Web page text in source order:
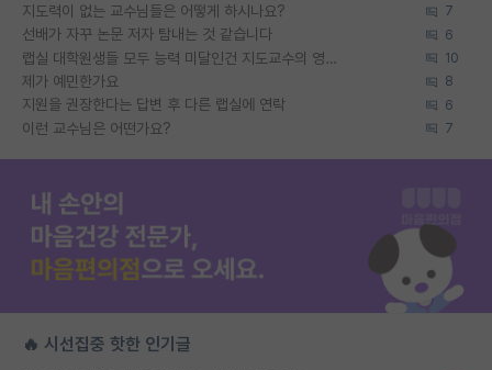
지도력이 없는 교수님들은 어떻게 하시나요? 7
선배가 자꾸 논문 저자 탐내는 것 같습니다 6
랩실 대학원생들 모두 능력 미달인건 지도교수의 영향 아닌가? 10
제가 예민한가요 8
지원을 권장한다는 답변 후 다른 랩실에 연락 6
이런 교수님은 어떤가요? 7
🔥 시선집중 핫한 인기글